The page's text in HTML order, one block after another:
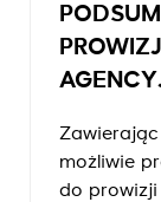
możliwie
do prowizji